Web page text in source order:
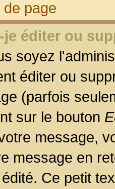
page
éditer ou
soyez
éditer ou
(parfois
sur le bouton
message,
message en
Ce petit